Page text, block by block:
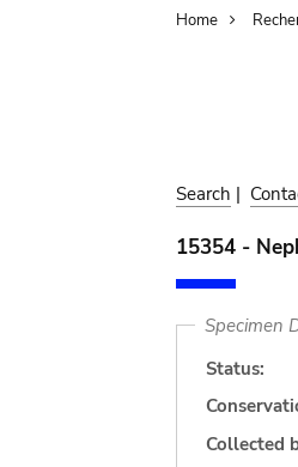
Home
Search |
15354 -
Specimen
Status:
Collected